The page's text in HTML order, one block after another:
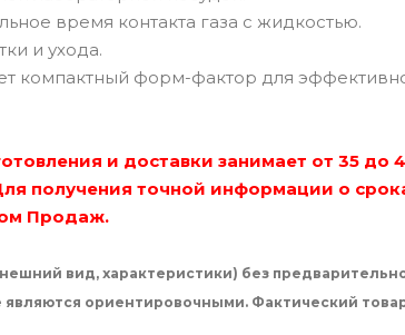
время контакта газа с жидкостью.
и ухода.
компактный форм-фактор для
и доставки занимает от 35 до
получения точной информации о
Продаж.
вид, характеристики) без
ориентировочными. Фактический